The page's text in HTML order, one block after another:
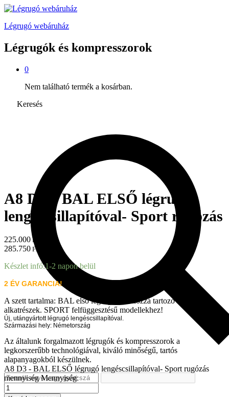
Légrugó webáruház
Légrugók és kompresszorok
0
Nem található termék a kosárban.
Keresés
A8 D3 – BAL ELSŐ légrugó
lengéscsillapítóval- Sport rugózás
225.000 Ft + ÁFA
285.750 Ft brutto
Készlet infó:1-2 napon belül
2 ÉV GARANCIA!
A szett tartalma: BAL első légrugó és a hozzá tartozó szerelési
alkatrészek. SPORT felfüggesztésű modellekhez!
Új, utángyártott légrugó lengéscsillapítóval.
Származási hely: Németország
Az általunk forgalmazott légrugók és kompresszorok a
legkorszerűbb technológiával, kiváló minőségű, tartós
alapanyagokból készülnek.
A8 D3 - BAL ELSŐ légrugó lengéscsillapítóval- Sport rugózás
mennyiség Mennyiség: